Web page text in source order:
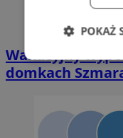
Wakacyjny
domkach
POKAŻ